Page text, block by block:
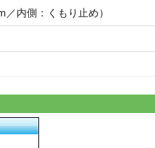
内側：くもり止め）